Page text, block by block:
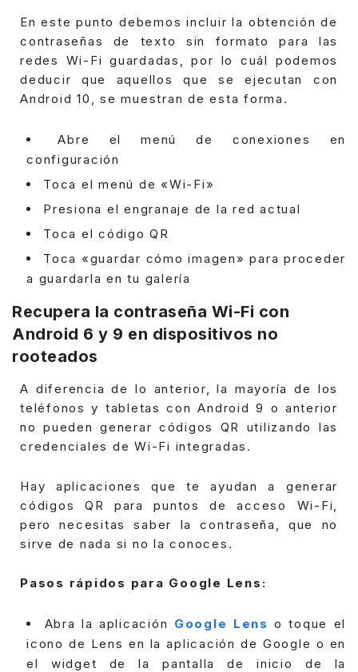
En este punto debemos incluir la obtención de
contraseñas de texto sin formato para las
redes Wi-Fi guardadas, por lo cuál podemos
deducir que aquellos que se ejecutan con
Android 10, se muestran de esta forma.
Abre el menú de conexiones en
configuración
Toca el menú de «Wi-Fi»
Presiona el engranaje de la red actual
Toca el código QR
Toca «guardar cómo imagen» para proceder
a guardarla en tu galería
Recupera la contraseña Wi-Fi con
Android 6 y 9 en dispositivos no
rooteados
A diferencia de lo anterior, la mayoría de los
teléfonos y tabletas con Android 9 o anterior
no pueden generar códigos QR utilizando las
credenciales de Wi-Fi integradas.
Hay aplicaciones que te ayudan a generar
códigos QR para puntos de acceso Wi-Fi,
pero necesitas saber la contraseña, que no
sirve de nada si no la conoces.
Pasos rápidos para Google Lens:
Abra la aplicación Google Lens o toque el
icono de Lens en la aplicación de Google o en
el widget de la pantalla de inicio de la